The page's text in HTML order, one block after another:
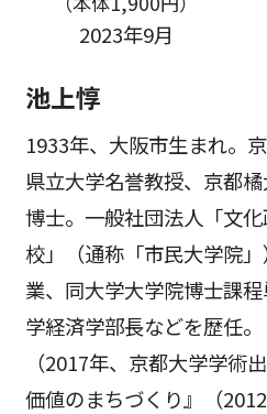
2023年9月
池上惇
1933年、大阪市生まれ。
県立大学名誉教授、京都
博士。一般社団法人「文
校」（通称「市民大学院
業、同大学大学院博士課
学経済学部長などを歴任。
（2017年、京都大学学術
価値のまちづくり』（